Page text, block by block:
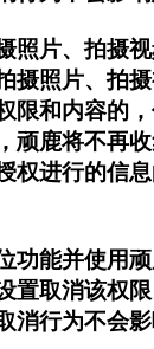
照片、拍摄
摄照片、拍
限和内容的
顽鹿将不再
权进行的信息
功能并使用
置取消该权
消行为不会